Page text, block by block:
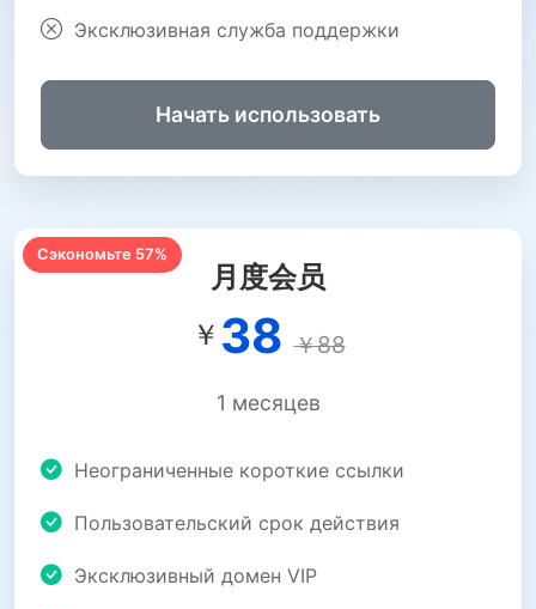
Эксклюзивная служба поддержки
Начать использовать
Сэкономьте 57%
月度会员
￥ 38 ￥88
1 месяцев
Неограниченные короткие ссылки
Пользовательский срок действия
Эксклюзивный домен VIP